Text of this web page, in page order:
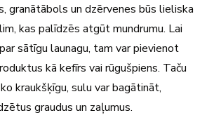
granātābols un dzērvenes būs lieliska
kas palīdzēs atgūt mundrumu. Lai
sātīgu launagu, tam var pievienot
kā kefīrs vai rūgušpiens. Taču
kraukšķīgu, sulu var bagātināt,
graudus un zaļumus.